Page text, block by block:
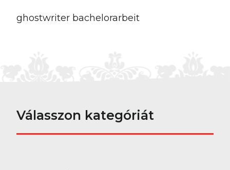
ghostwriter bachelorarbeit
Válasszon kategóriát